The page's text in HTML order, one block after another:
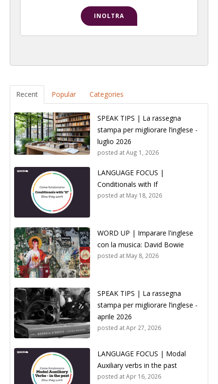
Recent Popular Categories
SPEAK TIPS | La rassegna
stampa per migliorare l’inglese -
luglio 2026
posted atAug 1, 2026
LANGUAGE FOCUS |
Conditionals with If
posted at May 18, 2026
WORD UP | Imparare l'inglese
con la musica: David Bowie
posted at May 8, 2026
SPEAK TIPS | La rassegna
stampa per migliorare l’inglese -
aprile 2026
posted atApr 27, 2026
LANGUAGE FOCUS | Modal
Auxiliary verbs in the past
posted atApr 16, 2026